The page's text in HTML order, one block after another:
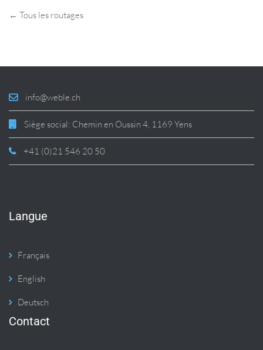
← Tous les routages
info@weble.ch
Siège social: Chemin en Oussin 4, 1169 Yens
+41 (0)21 546 20 50
Langue
Français
English
Deutsch
Contact